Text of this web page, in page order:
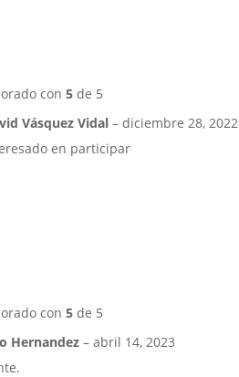
con5 de 5
Vásquez Vidal– diciembre 28, 2022
en participar
con5 de 5
Hernandez– abril 14, 2023